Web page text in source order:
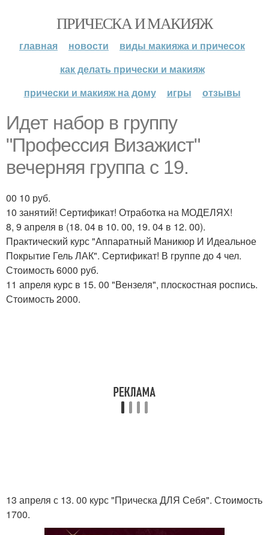
ПРИЧЕСКА И МАКИЯЖ
главная новости
виды макияжа и причесок
как делать прически и макияж
прически и макияж на дому
игры отзывы
Идет набор в группу
"Профессия Визажист"
вечерняя группа с 19.
00 10 руб.
10 занятий! Сертификат! Отработка на МОДЕЛЯХ!
8, 9 апреля в (18. 04 в 10. 00, 19. 04 в 12. 00).
Практический курс "Аппаратный Маникюр И Идеальное
Покрытие Гель ЛАК". Сертификат! В группе до 4 чел.
Стоимость 6000 руб.
11 апреля курс в 15. 00 "Вензеля", плоскостная роспись.
Стоимость 2000.
13 апреля с 13. 00 курс "Прическа ДЛЯ Себя". Стоимость
1700.